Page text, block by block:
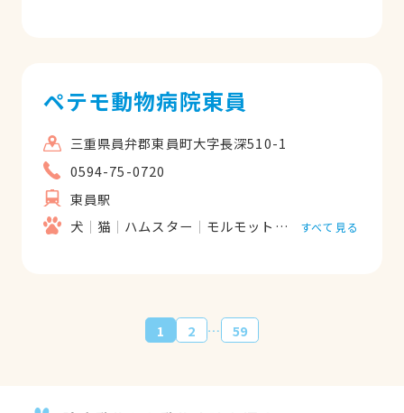
ペテモ動物病院東員
三重県員弁郡東員町大字長深510-1
0594-75-0720
東員駅
犬
猫 ハムスター モルモット フェレット
すべて見る
1 2 … 59